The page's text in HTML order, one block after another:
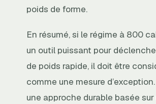
poids de forme.
En résumé, si le régime à 800
un outil puissant pour
de poids rapide, il doit être
comme une mesure
une approche durable basée